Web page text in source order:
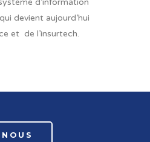
devient aujourd’hui
et de l’insurtech.